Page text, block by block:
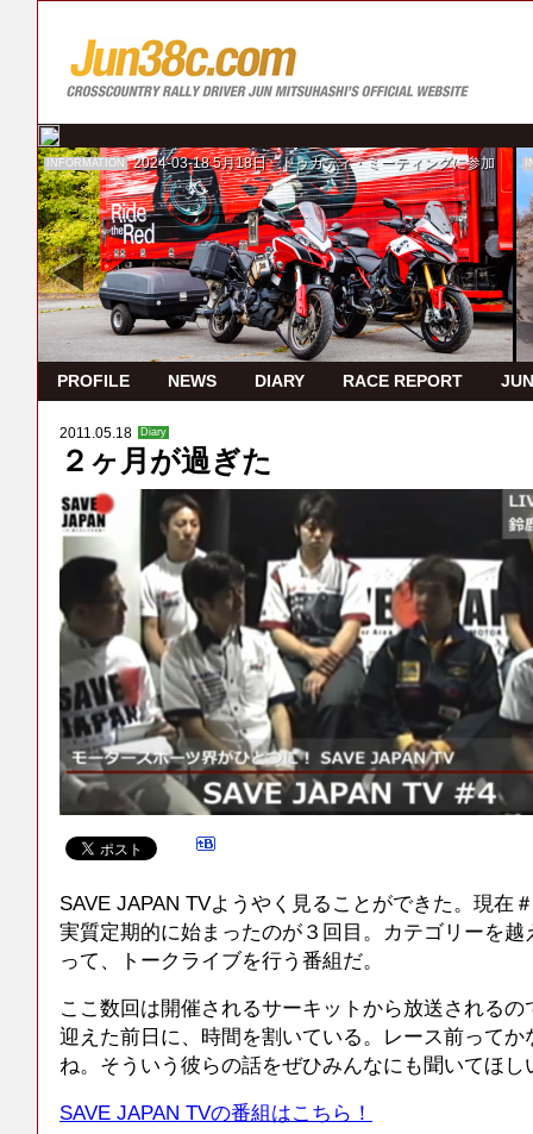
INFORMATION 2024-03-18 5月18日 ドゥカティ・ミーティングに参加
PROFILE NEWS DIARY RACE REPORT
2011.05.18 Diary
２ヶ月が過ぎた
SAVE JAPAN TVようやく見ることができた。現在
実質定期的に始まったのが３回目。カテゴリーを
って、トークライブを行う番組だ。
ここ数回は開催されるサーキットから放送される
迎えた前日に、時間を割いている。レース前って
ね。そういう彼らの話をぜひみんなにも聞いてほし
SAVE JAPAN TVの番組はこちら！